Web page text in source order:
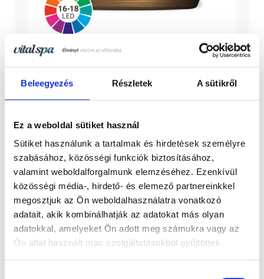
Beleegyezés Részletek A sütikről
Ez a weboldal sütiket használ
Sütiket használunk a tartalmak és hirdetések személyre
szabásához, közösségi funkciók biztosításához,
valamint weboldalforgalmunk elemzéséhez. Ezenkívül
közösségi média-, hirdető- és elemező partnereinkkel
megosztjuk az Ön weboldalhasználatra vonatkozó
adatait, akik kombinálhatják az adatokat más olyan
adatokkal, amelyeket Ön adott meg számukra vagy az
Ön által használt más szolgáltatásokból gyűjtöttek.
Deluxe színterápia 16-18 LEDES
Tapasztalja meg a színek gyógyító,
Részletek